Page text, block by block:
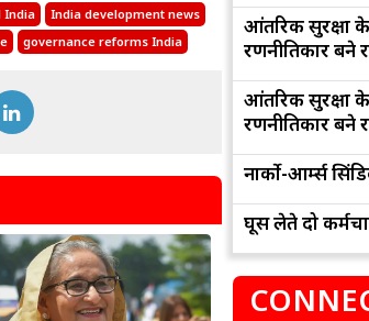
India
India development news
governance reforms India
आंतरिक सुरक्षा
रणनीतिकार बने
आंतरिक सुरक्षा
रणनीतिकार बने
नार्को-आर्म्स
घूस लेते दो